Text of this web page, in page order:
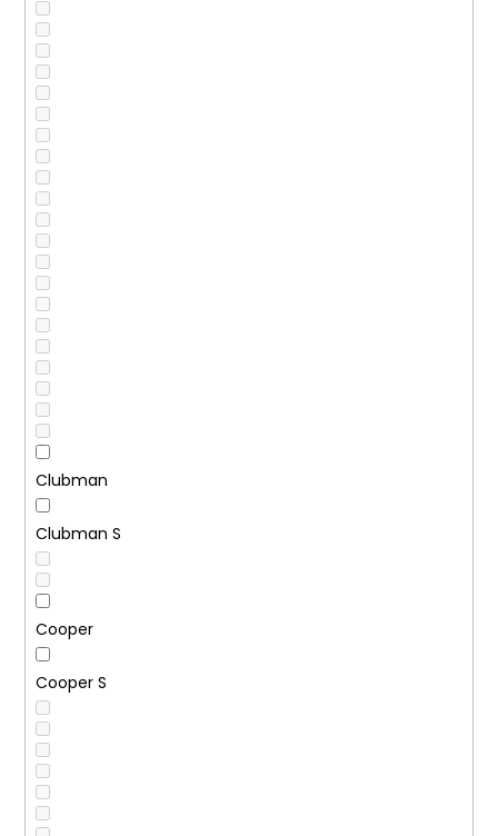
Clubman
Clubman S
Cooper
Cooper S